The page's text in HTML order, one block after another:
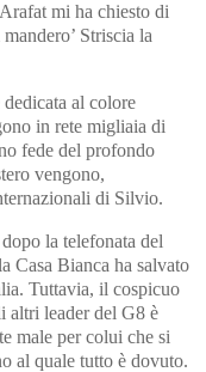
mi ha chiesto di
Striscia la
al colore
in rete migliaia di
fede del profondo
vengono,
di Silvio.
la telefonata del
Casa Bianca ha salvato
Tuttavia, il cospicuo
altri leader del G8 è
male per colui che si
al quale tutto è dovuto.